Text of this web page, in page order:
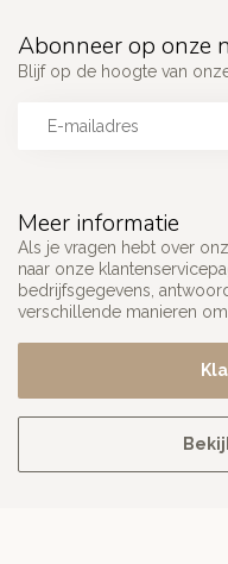
Meer informatie
Als je vragen hebt over
naar onze
bedrijfsgegevens,
verschillende manieren
Abonneer op onze
Blijf op de hoogte van